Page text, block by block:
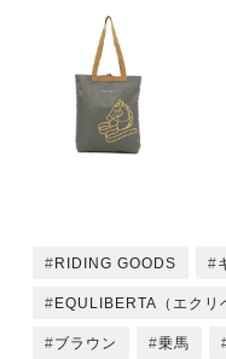
RIDING GOODS
EQULIBERTA（エクリ
ブラウン 乗馬